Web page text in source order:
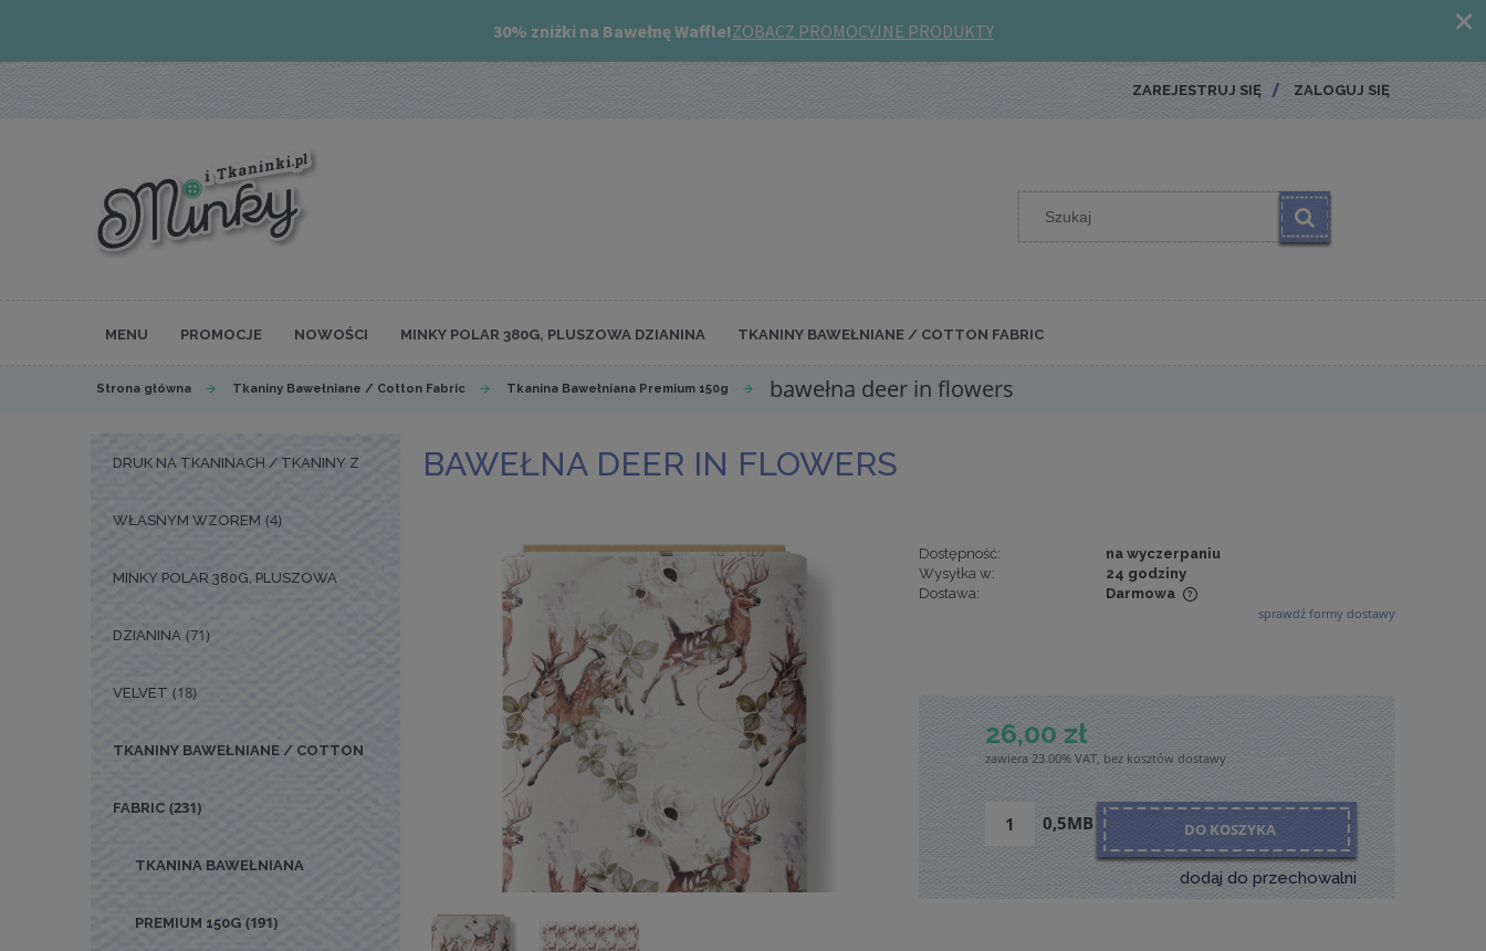
ZAREJESTRUJ SIĘ ZALOGUJ SIĘ
MENU PROMOCJE NOWOŚCI MINKY POLAR 380G, PLUSZOWA DZIANINA TKANINY BAWEŁNIANE / COTTON FABRIC
Strona główna Tkaniny Bawełniane / Cotton Fabric Tkanina Bawełniana Premium 150g bawełna deer in flowers
DRUK NA TKANINACH / TKANINY Z
WŁASNYM WZOREM (4)
MINKY POLAR 380G, PLUSZOWA
DZIANINA (71)
VELVET (18)
TKANINY BAWEŁNIANE / COTTON
FABRIC (231)
TKANINA BAWEŁNIANA
PREMIUM 150G (191)
BAWEŁNA DEER IN FLOWERS
Dostępność:
na wyczerpaniu
Wysyłka w:
24 godziny
Dostawa:
Darmowa
sprawdź formy dostawy
26,00 zł
zawiera 23.00% VAT, bez kosztów dostawy
0,5MB DO KOSZYKA
dodaj do przechowalni